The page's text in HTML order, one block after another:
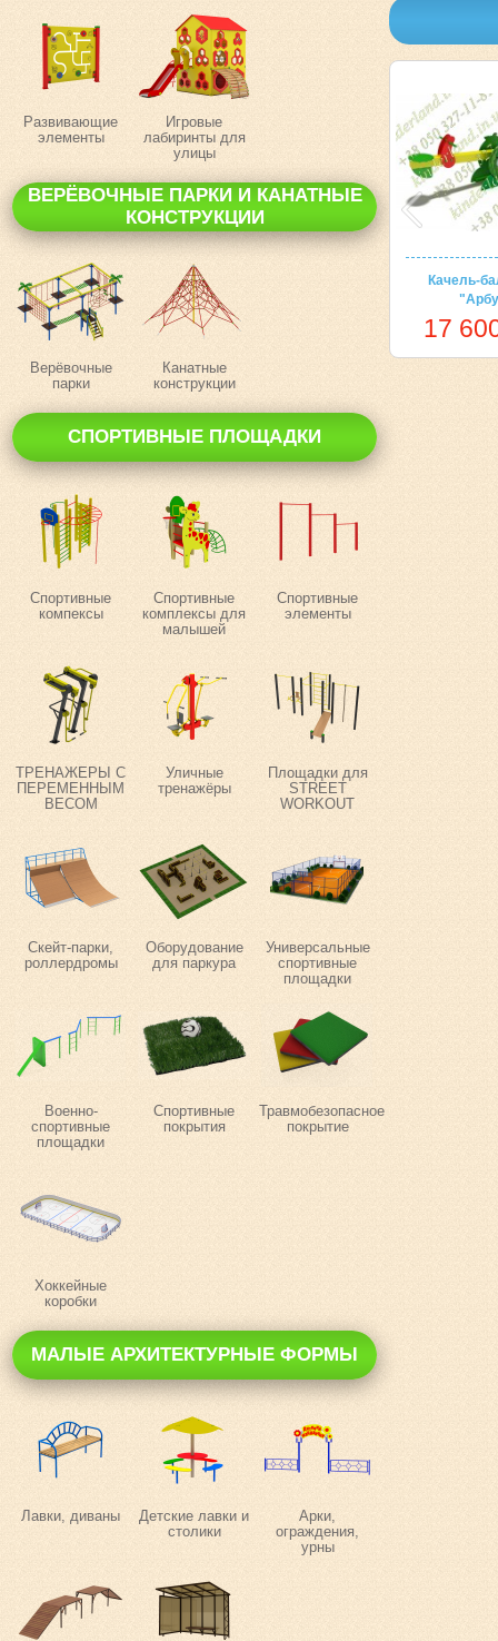
Развивающие
элементы
Игровые
лабиринты для
улицы
ВЕРЁВОЧНЫЕ ПАРКИ И КАНАТНЫЕ
КОНСТРУКЦИИ
Верёвочные
парки
Канатные
конструкции
СПОРТИВНЫЕ ПЛОЩАДКИ
Спортивные
компексы
Спортивные
комплексы для
малышей
Спортивные
элементы
ТРЕНАЖЕРЫ С
ПЕРЕМЕННЫМ
ВЕСОМ
Уличные
тренажёры
Площадки для
STREET
WORKOUT
Скейт-парки,
роллердромы
Оборудование
для паркура
Универсальные
спортивные
площадки
Военно-
спортивные
площадки
Спортивные
покрытия
Травмобезопасное
покрытие
Хоккейные
коробки
МАЛЫЕ АРХИТЕКТУРНЫЕ ФОРМЫ
Лавки, диваны
Детские лавки и
столики
Арки,
ограждения,
урны
Качель-
17